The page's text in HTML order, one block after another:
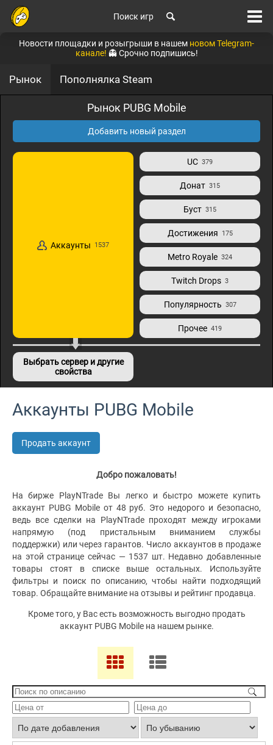
Поиск игр
Новости площадки и розыгрыши в нашем новом Telegram-
канале! 👻 Срочно подпишись!
Рынок Пополнялка Steam
Рынок PUBG Mobile
Добавить новый раздел
Аккаунты 1537
UC 379
Донат 315
Буст 315
Достижения 175
Metro Royale 324
Twitch Drops 3
Популярность 307
Прочее 419
Выбрать сервер и другие
свойства
Аккаунты PUBG Mobile
Продать аккаунт
Добро пожаловать!
На бирже PlayNTrade Вы легко и быстро можете купить
аккаунт PUBG Mobile от 48 руб. Это недорого и безопасно,
ведь все сделки на PlayNTrade проходят между игроками
напрямую (под пристальным вниманием службы
поддержки) или через гарантов. Число аккаунтов в продаже
на этой странице сейчас — 1537 шт. Недавно добавленные
товары стоят в списке выше остальных. Используйте
фильтры и поиск по описанию, чтобы найти подходящий
товар. Обращайте внимание на отзывы и рейтинг продавца.
Кроме того, у Вас есть возможность выгодно продать
аккаунт PUBG Mobile на нашем рынке.